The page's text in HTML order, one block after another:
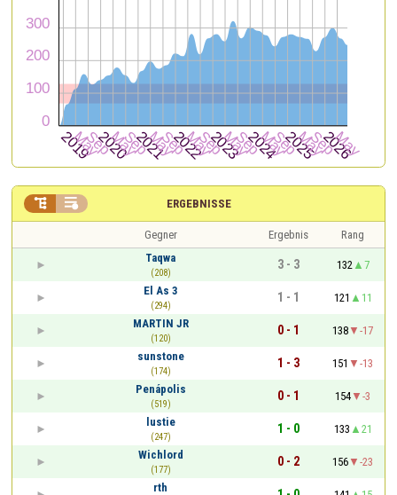
ERGEBNISSE
 
Gegner Ergebnis
Rang
Taqwa
(208)
3 - 3 132
7
El As 3
(294)
1 - 1 121
11
MARTIN JR
(120)
0 - 1 138
-17
sunstone
(174)
1 - 3 151
-13
Penápolis
(519)
0 - 1 154
-3
lustie
(247)
1 - 0 133
21
Wichlord
(177)
0 - 2 156
-23
rth